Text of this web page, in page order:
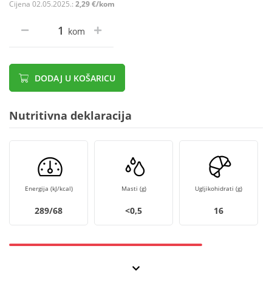
Cijena 02.05.2025.: 2,29 €/kom
kom
DODAJ U KOŠARICU
Nutritivna deklaracija
Energija (kJ/kcal)
289/68
Masti (g)
<0,5
Ugljikohidrati (g)
16